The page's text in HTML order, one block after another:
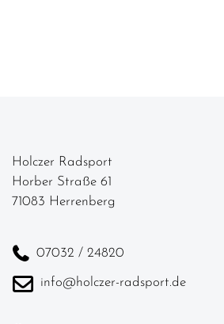
Holczer Radsport
Horber Straße 61
71083 Herrenberg
07032 / 24820
info@holczer-radsport.de